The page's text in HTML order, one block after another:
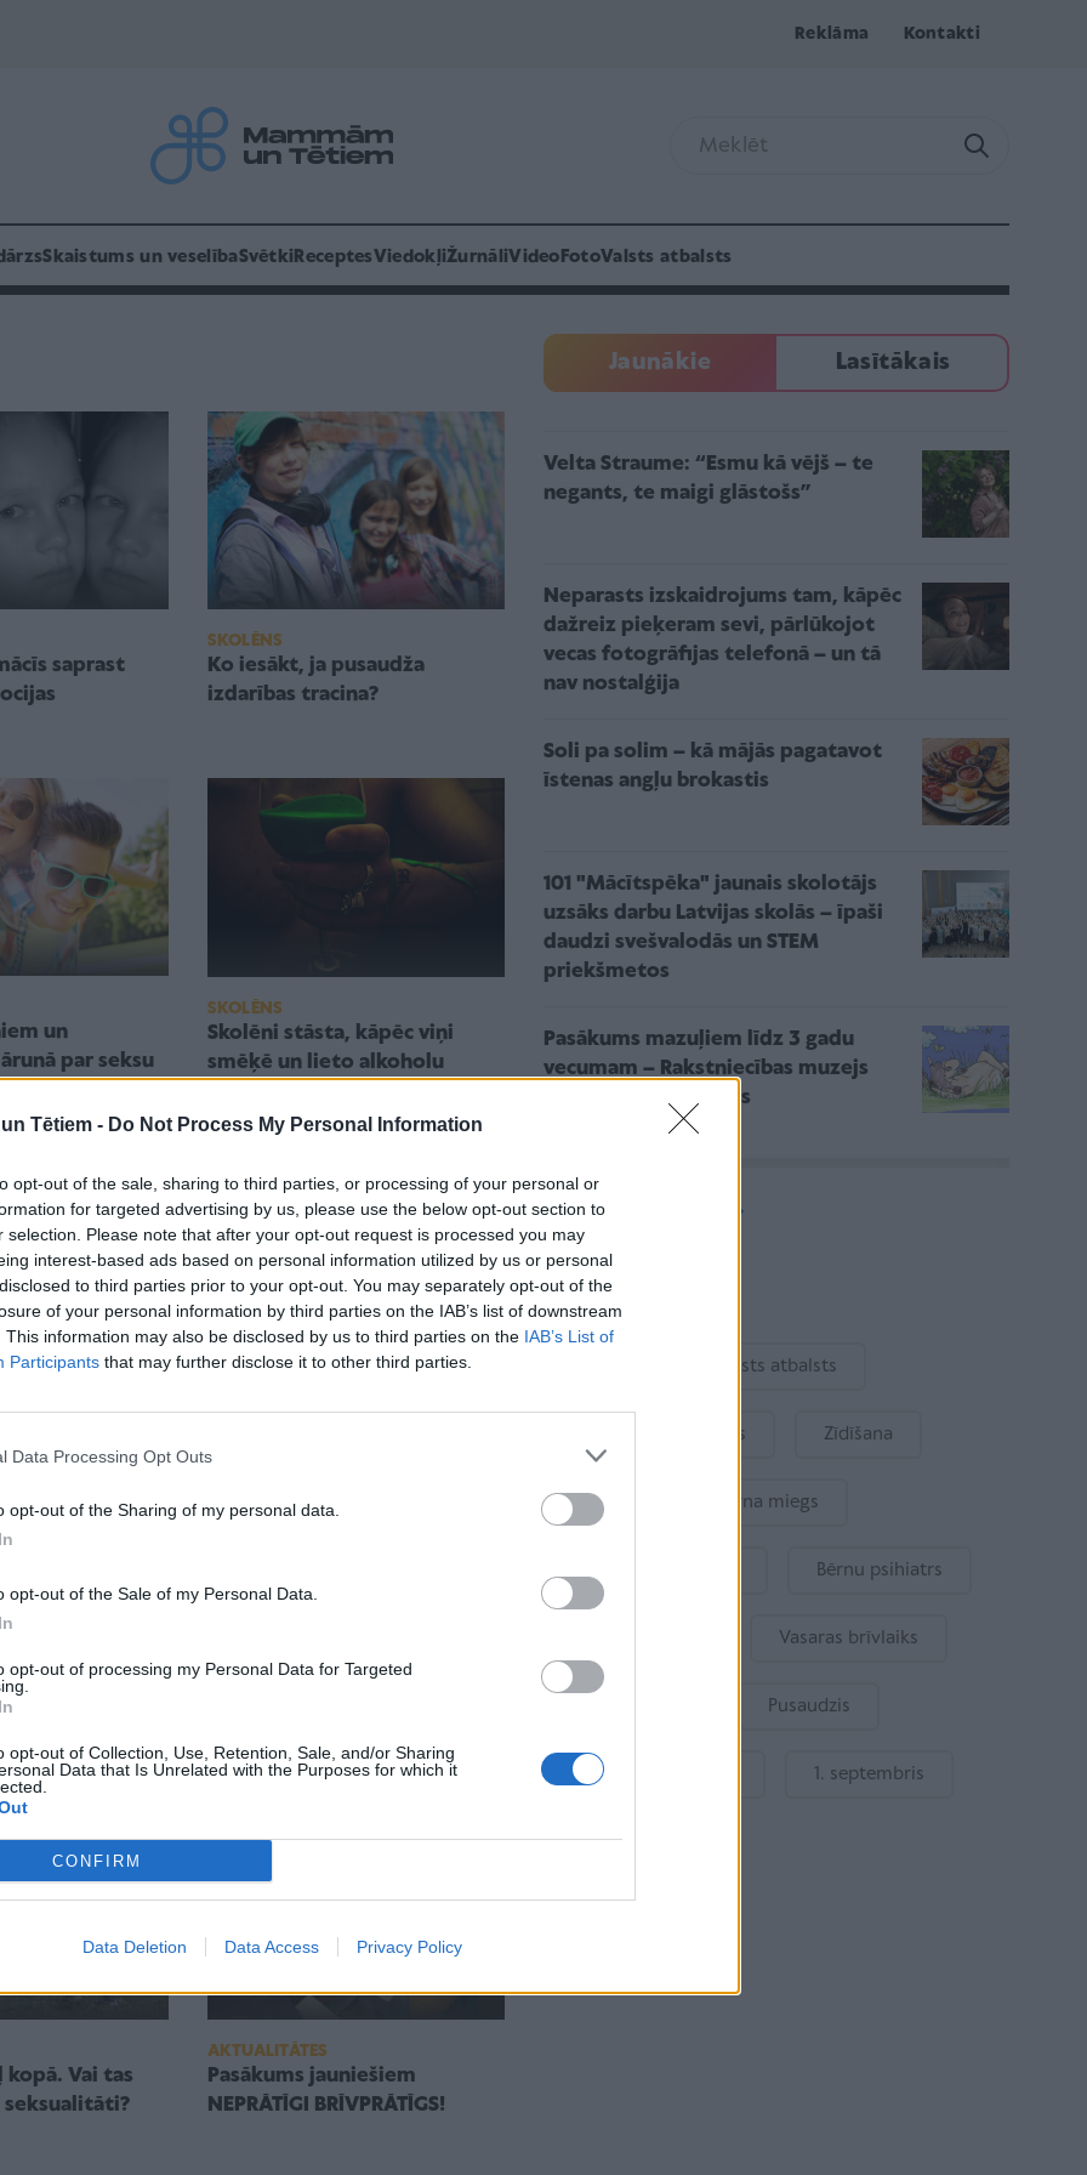
Tētiem - Do Not Process My Personal Information
opt-out of the sale, sharing to third parties, or processing of your personal or
for targeted advertising by us, please use the below opt-out section to
selection. Please note that after your opt-out request is processed you may
interest-based ads based on personal information utilized by us or personal
to third parties prior to your opt-out. You may separately opt-out of the
of your personal information by third parties on the IAB’s list of downstream
This information may also be disclosed by us to third parties on the IAB’s List of
Participants that may further disclose it to other third parties.
Data Processing Opt Outs
opt-out of the Sharing of my personal data.
opt-out of the Sale of my Personal Data.
opt-out of processing my Personal Data for Targeted
opt-out of Collection, Use, Retention, Sale, and/or Sharing
Data that Is Unrelated with the Purposes for which it
CONFIRM
Data Deletion Data Access Privacy Policy
Reklāma Kontakti
Skaistums un veselībaSvētki ReceptesViedokļiŽurnāliVideo FotoValsts atbalsts
saprast
SKOLĒNS
Ko iesākt, ja pusaudža
izdarības tracina?
un
par seksu
SKOLĒNS
Skolēni stāsta, kāpēc viņi
smēķē un lieto alkoholu
ienīst. Skaudrs
SKOLĒNS
Vientuļā māte: skolā meita
trakums!
kopā. Vai tas
AKTUALITĀTES
Pasākums jauniešiem
NEPRĀTĪGI BRĪVPRĀTĪGS!
Jaunākie Lasītākais
Velta Straume: “Esmu kā vējš – te
negants, te maigi glāstošs”
Neparasts izskaidrojums tam, kāpēc
dažreiz pieķeram sevi, pārlūkojot
vecas fotogrāfijas telefonā – un tā
nav nostalģija
Soli pa solim – kā mājās pagatavot
īstenas angļu brokastis
101 "Mācītspēka" jaunais skolotājs
uzsāks darbu Latvijas skolās – īpaši
daudzi svešvalodās un STEM
priekšmetos
Pasākums mazuļiem līdz 3 gadu
vecumam – Rakstniecības muzejs
aicina pētīt kustoņus
Vairāk rakstu
Aktuāli
Valsts atbalsts
Kur šodien atpūsties Zīdīšana
Drošība Bērna miegs
Bērnu psihiatrs
Vasaras brīvlaiks
Pusaudzis
Gatavošanās skolai 1. septembris